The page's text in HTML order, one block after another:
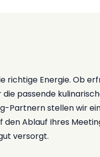
richtige Energie. Ob
passende
Partnern stellen wir
Ablauf Ihres
versorgt.